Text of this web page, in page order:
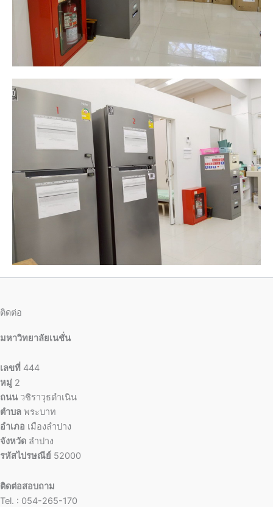
ติดต่อ
มหาวิทยาลัยเนชั่น
เลขที่ 444
หมู่ 2
ถนน วชิราวุธดำเนิน
ตำบล พระบาท
อำเภอ เมืองลำปาง
จังหวัด ลำปาง
รหัสไปรษณีย์ 52000
ติดต่อสอบถาม
Tel. : 054-265-170